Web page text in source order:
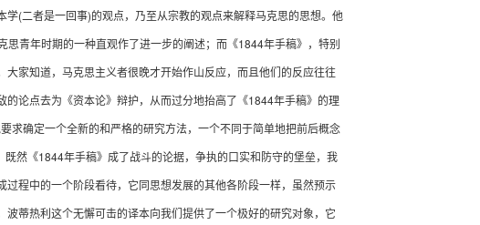
学(二者是一回事)的观点，乃至从宗教的观点来解释马克思的思想。他
思青年时期的一种直观作了进一步的阐述；而《1844年手稿》，特别
家知道，马克思主义者很晚才开始作山反应，而且他们的反应往往
论点去为《资本论》辩护，从而过分地抬高了《1844年手稿》的理
求确定一个全新的和严格的研究方法，一个不同于简单地把前后概念
既然《1844年手稿》成了战斗的论据，争执的口实和防守的堡垒，我
程中的一个阶段看待，它同思想发展的其他各阶段一样，虽然预示
蒂热利这个无懈可击的译本向我们提供了一个极好的研究对象，它